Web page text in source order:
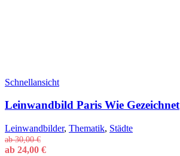
Schnellansicht
Leinwandbild Paris Wie Gezeichnet
Leinwandbilder, Thematik, Städte
ab30,00€
ab 24,00 €